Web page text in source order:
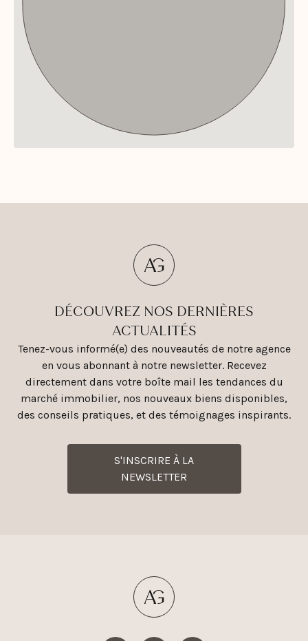
DÉCOUVREZ NOS DERNIÈRES
ACTUALITÉS
Tenez-vous informé(e) des nouveautés de notre agence
en vous abonnant à notre newsletter. Recevez
directement dans votre boîte mail les tendances du
marché immobilier, nos nouveaux biens disponibles,
des conseils pratiques, et des témoignages inspirants.
S'INSCRIRE À LA
NEWSLETTER